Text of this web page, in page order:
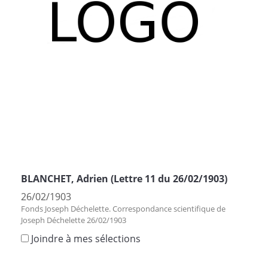
BLANCHET, Adrien (Lettre 11 du 26/02/1903)
26/02/1903
Fonds Joseph Déchelette. Correspondance scientifique de
Joseph Déchelette 26/02/1903
Joindre à mes sélections